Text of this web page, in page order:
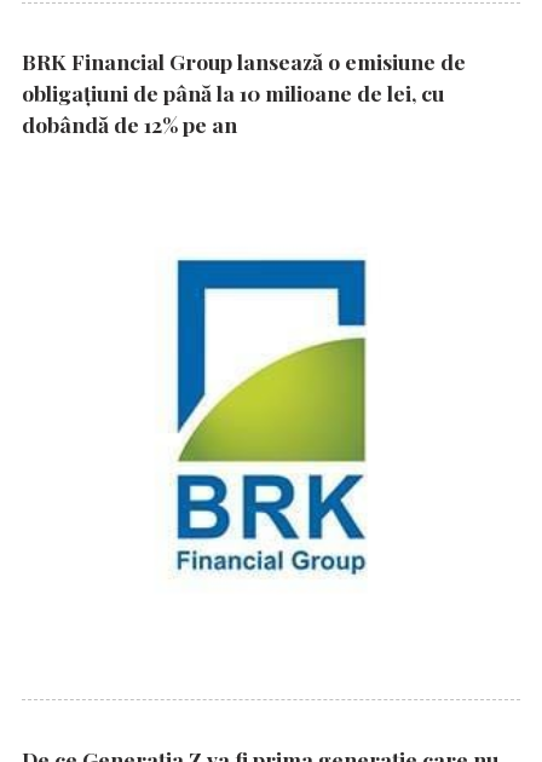
BRK Financial Group lansează o emisiune de
obligațiuni de până la 10 milioane de lei, cu
dobândă de 12% pe an